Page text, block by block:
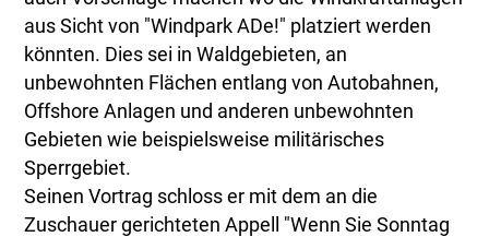
aus Sicht von "Windpark ADe!" platziert werden
könnten. Dies sei in Waldgebieten, an
unbewohnten Flächen entlang von Autobahnen,
Offshore Anlagen und anderen unbewohnten
Gebieten wie beispielsweise militärisches
Sperrgebiet.
Seinen Vortrag schloss er mit dem an die
Zuschauer gerichteten Appell "Wenn Sie Sonntag